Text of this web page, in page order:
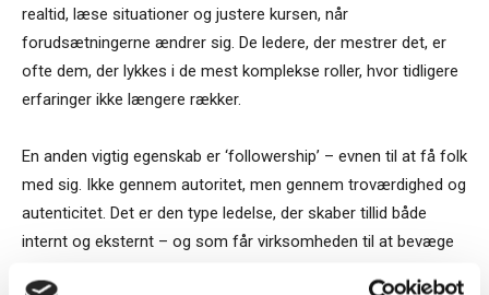
realtid, læse situationer og justere kursen, når
forudsætningerne ændrer sig. De ledere, der mestrer det, er
ofte dem, der lykkes i de mest komplekse roller, hvor tidligere
erfaringer ikke længere rækker.
En anden vigtig egenskab er ‘followership’ – evnen til at få folk
med sig. Ikke gennem autoritet, men gennem troværdighed og
autenticitet. Det er den type ledelse, der skaber tillid både
internt og eksternt – og som får virksomheden til at bevæge